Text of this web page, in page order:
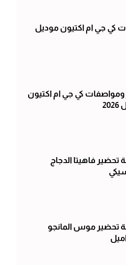
كي جي ام اكتيون موديل
كي جي ام اكتيون
تحضير فاهيتا الدجاج
تحضير موس المانجو